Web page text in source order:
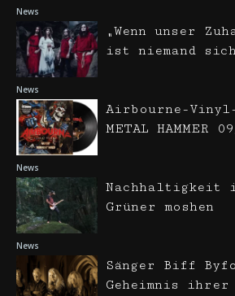
News
News
„Wenn unser
ist niemand
News
Airbourne-
METAL HAMMER
News
Nachhaltigkeit
Grüner moshen
Sänger Biff
Geheimnis ihrer